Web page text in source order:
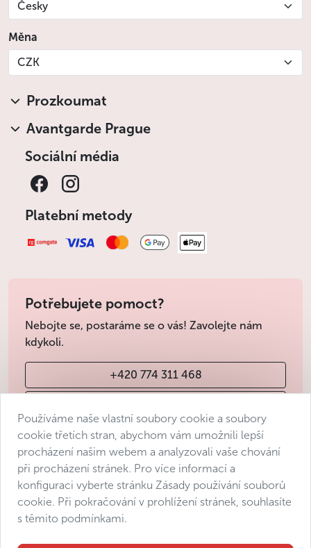
Česky
Měna
CZK
Prozkoumat
Avantgarde Prague
Sociální média
Platební metody
Potřebujete pomoct?
Nebojte se, postaráme se o vás! Zavolejte nám
kdykoli.
+420 774 311 468
Obchodní podmínky
Ochrana osobních údajů
Prohlášení o přístupnosti
Manage consent
Používáme naše vlastní soubory cookie a soubory
cookie třetích stran, abychom vám umožnili lepší
procházení našim webem a analyzovali vaše chování
při procházení stránek. Pro více informací a
konfiguraci vyberte stránku Zásady používání souborů
cookie. Při pokračování v prohlížení stránek, souhlasíte
s těmito podmínkami.